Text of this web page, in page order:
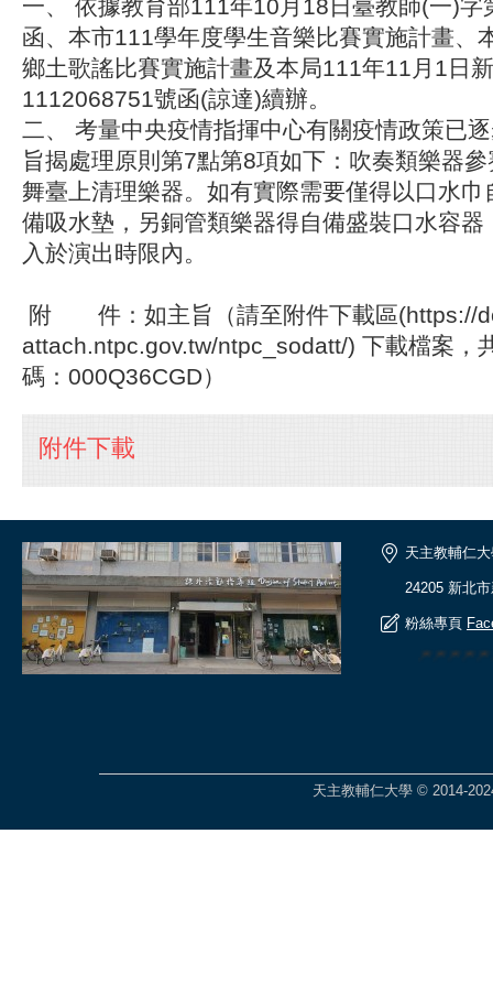
一、 依據教育部111年10月18日臺教師(一)
函、本市111學年度學生音樂比賽實施計畫、
鄉土歌謠比賽實施計畫及本局111年11月1日
1112068751號函(諒達)續辦。
二、 考量中央疫情指揮中心有關疫情政策已
旨揭處理原則第7點第8項如下：吹奏類樂器
舞臺上清理樂器。如有實際需要僅得以口水
備吸水墊，另銅管類樂器得自備盛裝口水容器
入於演出時限內。
附 件：如主旨（請至附件下載區(https://
attach.ntpc.gov.tw/ntpc_sodatt/) 下載檔案，
碼：000Q36CGD）
附件下載
天主教輔仁
24205 新北
粉絲專頁
天主教輔仁大學 © 2014-